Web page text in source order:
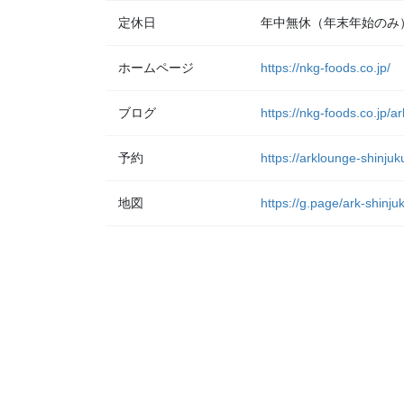
定休日 年中無休（年末年始のみ）
ホームページ https://nkg-foods.co.jp/
ブログ https://nkg-foods.co.jp/
予約 https://arklounge-
地図 https://g.page/ark-